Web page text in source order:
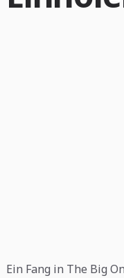
Ein Fang in The Big